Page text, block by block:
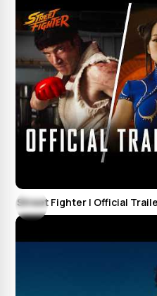
Street Fighter | Official